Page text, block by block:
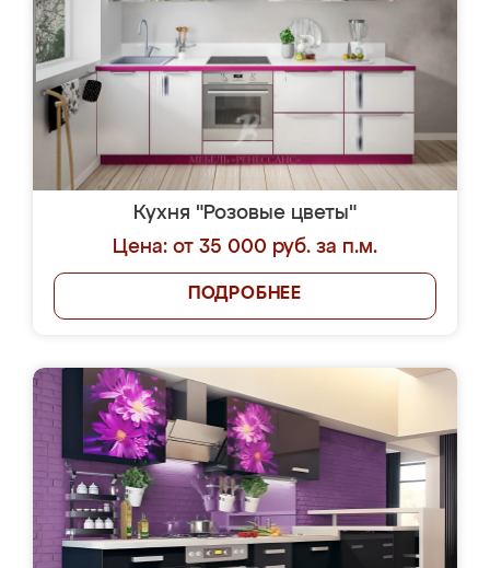
Кухня "Розовые цветы"
Цена: от 35 000 руб. за п.м.
ПОДРОБНЕЕ